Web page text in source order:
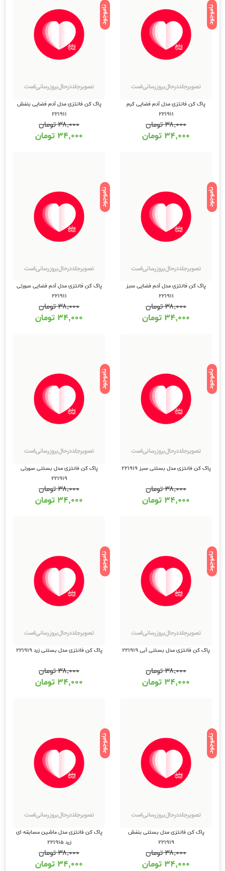
ناموجود
پاک کن فانتزی مدل آدم فضایی کرم
221911
۳۸,۰۰۰تومان
۳۴,۰۰۰ تومان
ناموجود
پاک کن فانتزی مدل آدم فضایی بنفش
221911
۳۸,۰۰۰تومان
۳۴,۰۰۰ تومان
ناموجود
پاک کن فانتزی مدل آدم فضایی سبز
221911
۳۸,۰۰۰تومان
۳۴,۰۰۰ تومان
ناموجود
پاک کن فانتزی مدل آدم فضایی صورتی
221911
۳۸,۰۰۰تومان
۳۴,۰۰۰ تومان
ناموجود
پاک کن فانتزی مدل بستنی سبز 221919
۳۸,۰۰۰تومان
۳۴,۰۰۰ تومان
ناموجود
پاک کن فانتزی مدل بستنی صورتی
221919
۳۸,۰۰۰تومان
۳۴,۰۰۰ تومان
ناموجود
پاک کن فانتزی مدل بستنی آبی 221919
۳۸,۰۰۰تومان
۳۴,۰۰۰ تومان
ناموجود
پاک کن فانتزی مدل بستنی زرد 221919
۳۸,۰۰۰تومان
۳۴,۰۰۰ تومان
ناموجود
پاک کن فانتزی مدل بستنی بنفش
221919
۳۸,۰۰۰تومان
۳۴,۰۰۰ تومان
ناموجود
پاک کن فانتزی مدل ماشین مسابقه ای
زرد 221915
۳۸,۰۰۰تومان
۳۴,۰۰۰ تومان